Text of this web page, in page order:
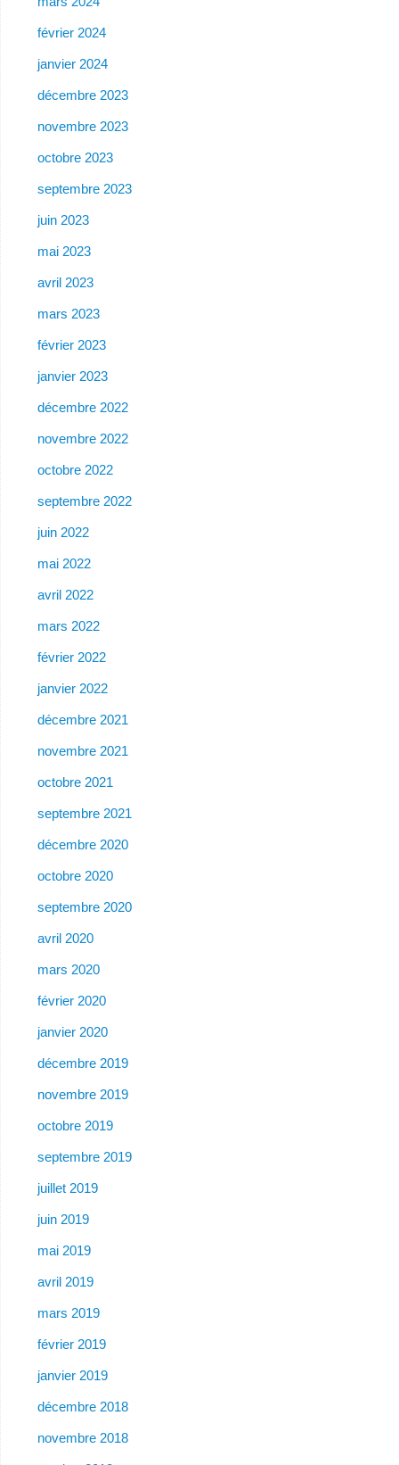
février 2024
janvier 2024
décembre 2023
novembre 2023
octobre 2023
septembre 2023
juin 2023
mai 2023
avril 2023
mars 2023
février 2023
janvier 2023
décembre 2022
novembre 2022
octobre 2022
septembre 2022
juin 2022
mai 2022
avril 2022
mars 2022
février 2022
janvier 2022
décembre 2021
novembre 2021
octobre 2021
septembre 2021
décembre 2020
octobre 2020
septembre 2020
avril 2020
mars 2020
février 2020
janvier 2020
décembre 2019
novembre 2019
octobre 2019
septembre 2019
juillet 2019
juin 2019
mai 2019
avril 2019
mars 2019
février 2019
janvier 2019
décembre 2018
novembre 2018